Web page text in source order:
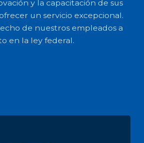
y la capacitación de sus
un servicio excepcional.
de nuestros empleados a
en la ley federal.